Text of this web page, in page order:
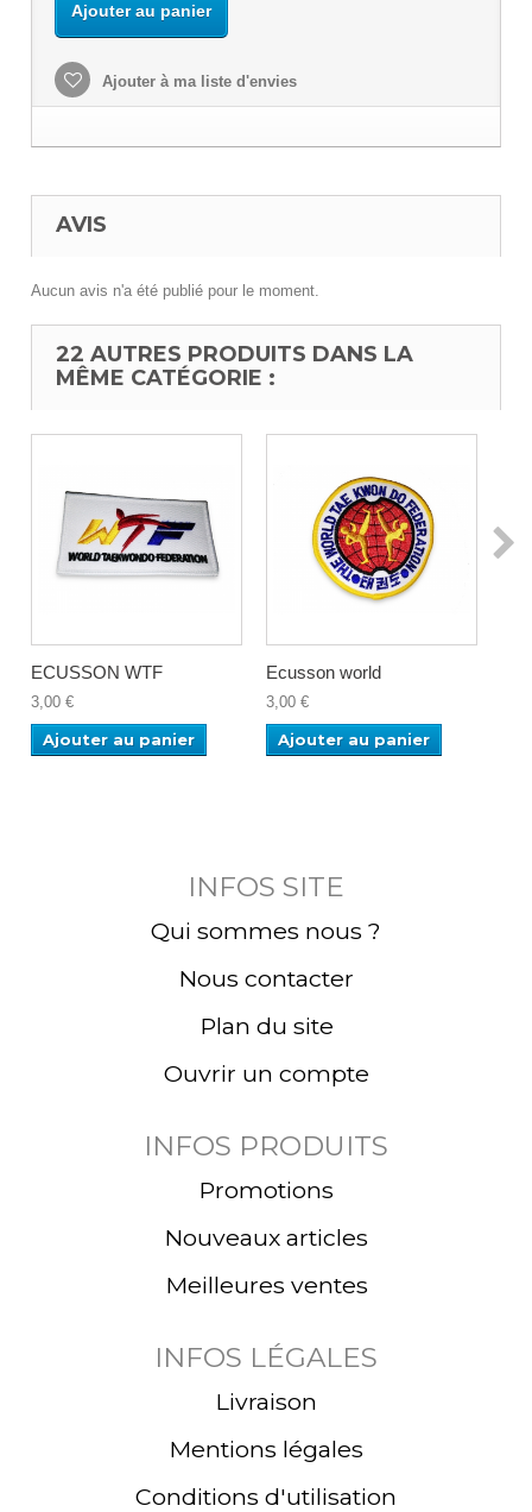
Ajouter au panier
Ajouter à ma liste d'envies
AVIS
Aucun avis n'a été publié pour le moment.
22 AUTRES PRODUITS DANS LA
MÊME CATÉGORIE :
ECUSSON WTF
3,00 €
Ajouter au panier
Ecusson world
3,00 €
Ajouter au panier
INFOS SITE
Qui sommes nous ?
Nous contacter
Plan du site
Ouvrir un compte
INFOS PRODUITS
Promotions
Nouveaux articles
Meilleures ventes
INFOS LÉGALES
Livraison
Mentions légales
Conditions d'utilisation